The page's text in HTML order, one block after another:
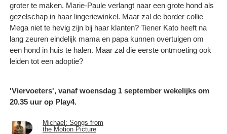
groter te maken. Marie-Paule verlangt naar een grote hond als
gezelschap in haar lingeriewinkel. Maar zal de border collie
Mega niet te hevig zijn bij haar klanten? Tiener Kato heeft na
lang zeuren eindelijk mama en papa kunnen overtuigen om
een hond in huis te halen. Maar zal die eerste ontmoeting ook
leiden tot een adoptie?
'Viervoeters', vanaf woensdag 1 september wekelijks om
20.35 uur op Play4.
Michael: Songs from
the Motion Picture